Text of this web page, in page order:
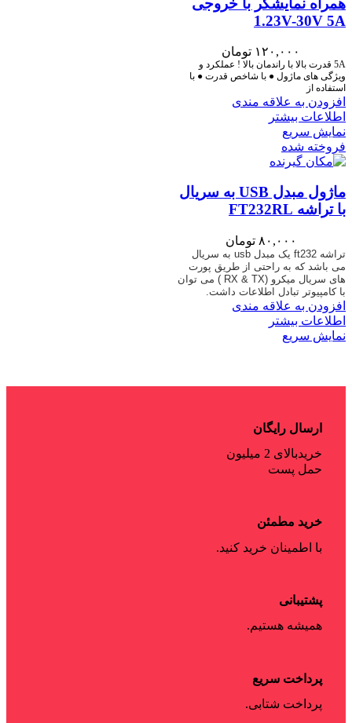
1.23V-30V 5A
۱۲۰,۰۰۰ تومان
5A قدرت بالا با راندمان بالا ! عملکرد و
ویژگی های ماژول ● با شاخص قدرت ● با
استفاده از
افزودن به علاقه مندی
اطلاعات بیشتر
نمایش سریع
فروخته شده
ماژول مبدل USB به سریال
با تراشه FT232RL
۸۰,۰۰۰ تومان
تراشه ft232 یک مبدل usb به سریال
می باشد که به راحتی از طریق پورت
های سریال میکرو ( RX & TX) می توان
با کامپیوتر تبادل اطلاعات داشت.
افزودن به علاقه مندی
اطلاعات بیشتر
نمایش سریع
ارسال رایگان
خریدبالای 2 میلیون
حمل پست
خرید مطمئن
با اطمینان خرید کنید.
پشتیبانی
همیشه هستیم.
پرداخت سریع
پرداخت شتابی.